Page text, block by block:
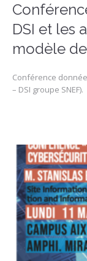
DSI et les
modèle
Conférence
– DSI groupe SNEF).